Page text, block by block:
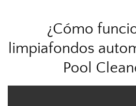
¿Cómo
limpiafondos
Pool